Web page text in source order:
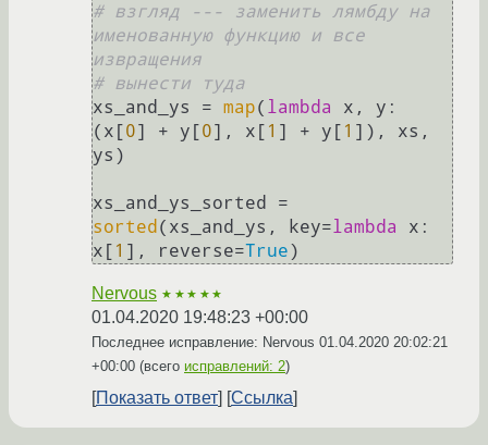
# взгляд --- заменить лямбду на
именованную функцию и все
извращения
# вынести туда
xs_and_ys = map( lambda
x, y:
(x[0] + y[0], x[ 1 ] + y[ 1 ]), xs,
ys)
sorted (xs_and_ys, key=lambda
x:
x[ 1 ], reverse=True
Nervous ★★★★★
01.04.2020 19:48:23 +00:00
Последнее исправление: Nervous 01.04.2020 20:02:21
+00:00 (всего исправлений: 2)
Показать ответ Ссылка